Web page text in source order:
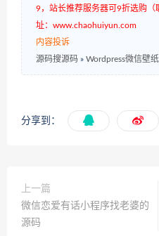
9，站长推荐服务器可9折选购
址：www.chaohuiyun.com
内容投诉
源码搜源码 » Wordpress微信壁
分享到：
上一篇
微信恋爱有话小程序找老婆的
源码